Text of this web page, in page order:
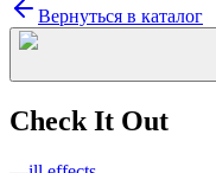
Вернуться в каталог
Check It Out